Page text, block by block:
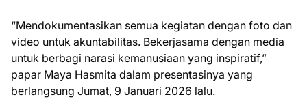
“Mendokumentasikan semua kegiatan dengan foto dan
video untuk akuntabilitas. Bekerjasama dengan media
untuk berbagi narasi kemanusiaan yang inspiratif,”
papar Maya Hasmita dalam presentasinya yang
berlangsung Jumat, 9 Januari 2026 lalu.